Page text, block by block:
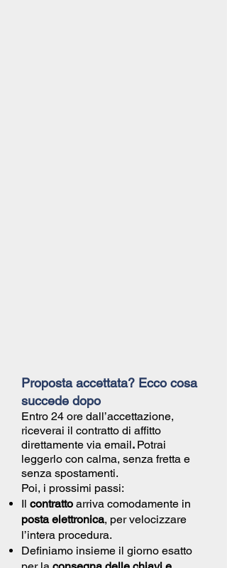
Proposta accettata? Ecco cosa
succede dopo
Entro 24 ore dall’accettazione,
riceverai il contratto di affitto
direttamente via email. Potrai
leggerlo con calma, senza fretta e
senza spostamenti.
Poi, i prossimi passi:
Il contratto arriva comodamente in
posta elettronica, per velocizzare
l’intera procedura.
Definiamo insieme il giorno esatto